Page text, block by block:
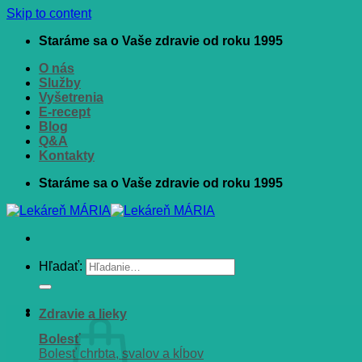
Skip to content
Staráme sa o Vaše zdravie od roku 1995
O nás
Služby
Vyšetrenia
E-recept
Blog
Q&A
Kontakty
Staráme sa o Vaše zdravie od roku 1995
Hľadať:
Zdravie a lieky
Bolesť
Bolesť chrbta, svalov a kĺbov